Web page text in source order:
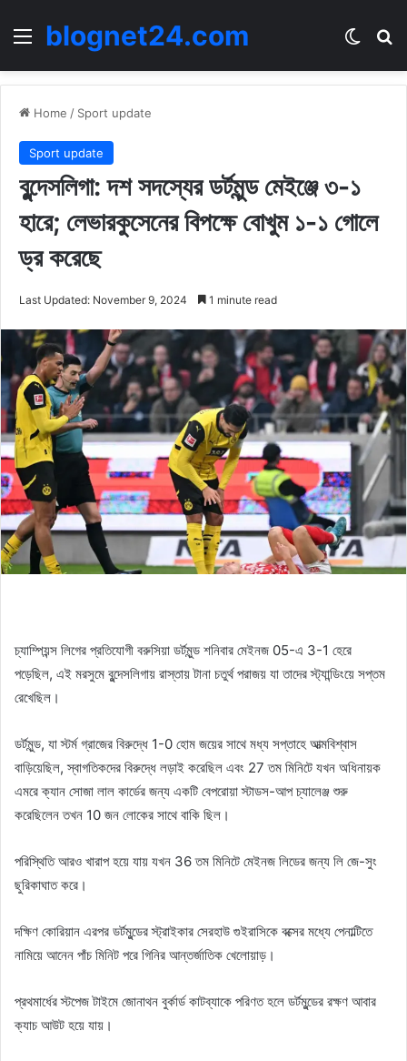
Menublognet24.com
Home / Sport update
Sport update
বুন্দেসলিগা: দশ সদস্যের ডর্টমুন্ড মেইঞ্জে ৩-১
হারে; লেভারকুসেনের বিপক্ষে বোখুম ১-১ গোলে
ড্র করেছে
Last Updated: November 9, 2024 1 minute read
চ্যাম্পিয়ন্স লিগের প্রতিযোগী বরুসিয়া ডর্টমুন্ড শনিবার মেইনজ 05-এ 3-1 হেরে
পড়েছিল, এই মরসুমে বুন্দেসলিগায় রাস্তায় টানা চতুর্থ পরাজয় যা তাদের স্ট্যান্ডিংয়ে সপ্তম
রেখেছিল।
ডর্টমুন্ড, যা স্টর্ম গ্রাজের বিরুদ্ধে 1-0 হোম জয়ের সাথে মধ্য সপ্তাহে আত্মবিশ্বাস
বাড়িয়েছিল, স্বাগতিকদের বিরুদ্ধে লড়াই করেছিল এবং 27 তম মিনিটে যখন অধিনায়ক
এমরে ক্যান সোজা লাল কার্ডের জন্য একটি বেপরোয়া স্টাডস-আপ চ্যালেঞ্জ শুরু
করেছিলেন তখন 10 জন লোকের সাথে বাকি ছিল।
পরিস্থিতি আরও খারাপ হয়ে যায় যখন 36 তম মিনিটে মেইনজ লিডের জন্য লি জে-সুং
ছুরিকাঘাত করে।
দক্ষিণ কোরিয়ান এরপর ডর্টমুন্ডের স্ট্রাইকার সেরহাউ গুইরাসিকে বক্সের মধ্যে পেনাল্টিতে
নামিয়ে আনেন পাঁচ মিনিট পরে গিনির আন্তর্জাতিক খেলোয়াড়।
প্রথমার্ধের স্টপেজ টাইমে জোনাথন বুর্কার্ড কাটব্যাকে পরিণত হলে ডর্টমুন্ডের রক্ষণ আবার
ক্যাচ আউট হয়ে যায়।